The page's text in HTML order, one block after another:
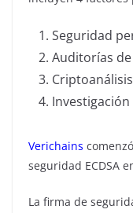
Seguridad
Auditorías
Criptoanálisis
Verichains
seguridad ECDSA
La firma de